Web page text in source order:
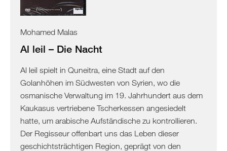
Mohamed Malas
Al leil – Die Nacht
Al leil spielt in Quneitra, eine Stadt auf den
Golanhöhen im Südwesten von Syrien, wo die
osmanische Verwaltung im 19. Jahrhundert aus dem
Kaukasus vertriebene Tscherkessen angesiedelt
hatte, um arabische Aufständische zu kontrollieren.
Der Regisseur offenbart uns das Leben dieser
geschichtsträchtigen Region, geprägt von den